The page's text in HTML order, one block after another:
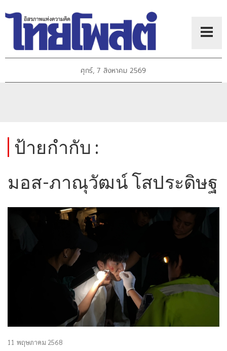
ศุกร์, 7 สิงหาคม 2569
ป้ายกำกับ :
มอส-ภาณุวัฒน์ โสประดิษฐ
11 พฤษภาคม 2568